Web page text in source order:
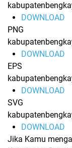
DOWNLOAD
PNG
DOWNLOAD
EPS
DOWNLOAD
SVG
DOWNLOAD
Jika Kamu